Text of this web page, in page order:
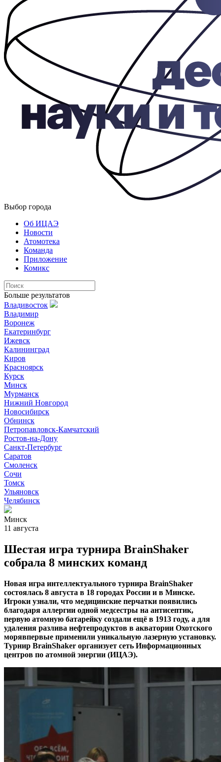
Выбор города
Об ИЦАЭ
Новости
Атомотека
Команда
Приложение
Комикс
Больше результатов
Владивосток
Владимир
Воронеж
Екатеринбург
Ижевск
Калининград
Киров
Красноярск
Курск
Минск
Мурманск
Нижний Новгород
Новосибирск
Обнинск
Петропавловск-Камчатский
Ростов-на-Дону
Санкт-Петербург
Саратов
Смоленск
Сочи
Томск
Ульяновск
Челябинск
Минск
11 августа
Шестая игра турнира BrainShaker
собрала 8 минских команд
Новая игра интеллектуального турнира BrainShaker
состоялась 8 августа в 18 городах России и в Минске.
Игроки узнали, что медицинские перчатки появились
благодаря аллергии одной медсестры на антисептик,
первую атомную батарейку создали ещё в 1913 году, а для
удаления разлива нефтепродуктов в акватории Охотского
морявпервые применили уникальную лазерную установку.
Турнир BrainShaker организует сеть Информационных
центров по атомной энергии (ИЦАЭ).